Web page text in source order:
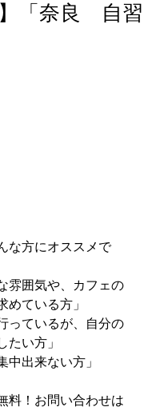
「奈良 自習
な方にオススメで
雰囲気や、カフェの
めている方」
っているが、自分の
たい方」
中出来ない方」
料！お問い合わせは